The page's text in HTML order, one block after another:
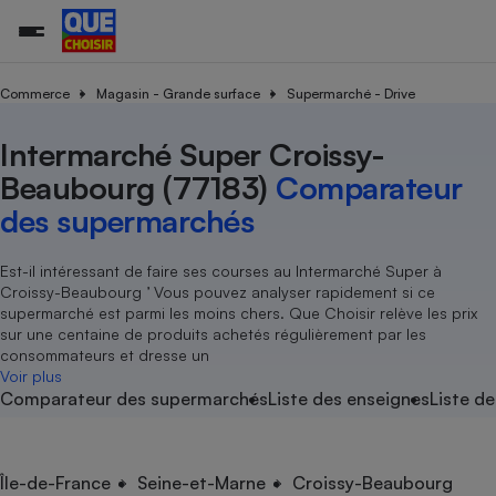
Commerce Magasin - Grande surface Supermarché - Drive
Intermarché Super Croissy-
Beaubourg (77183) Comparateur
des supermarchés
Est-il intéressant de faire ses courses au Intermarché Super à
Croissy-Beaubourg ’ Vous pouvez analyser rapidement si ce
supermarché est parmi les moins chers. Que Choisir relève les prix
sur une centaine de produits achetés régulièrement par les
consommateurs et dresse un
Voir plus
Comparateur des supermarchésListe des enseignesListe
Île-de-France Seine-et-Marne Croissy-Beaubourg
Agriculture
Produit alimentaire
Achat - Vente - Location
Carburant
Magasin - Grande surface
Marketing - Fidélisation
Organismes de défense
Système judiciairegratuit
Air
Eau
Achat - Vente - Travaux
Location
Sport
Vacances - Tourisme
électrique
Démarche administrative
Senior
Service marchand
Train
Transport aérien
Toutes les actualités
Enquêtes
Guides d'achat
Conseils
Brèves
Tous les services
Soumettre un litige
Lettres types
Rencontrer une association locale
Tous nos combats
Nos actions
Nos grandes victoires
Les billets de la présidente
Nos associations locales
Nous rejoindre
En savoir plus sur Que Choisir Ensemble
?
L’association
Nos missions
Notre méthodologie
Notre financement
Nos partenaires
Nous rejoindre